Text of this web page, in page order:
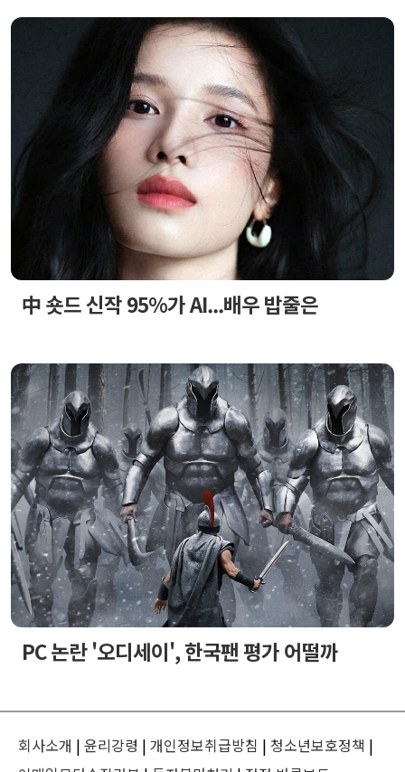
中 숏드 신작 95%가 AI...배우 밥줄은
PC 논란 '오디세이', 한국팬 평가 어떨까
회사소개 | 윤리강령 | 개인정보취급방침 | 청소년보호정책 |